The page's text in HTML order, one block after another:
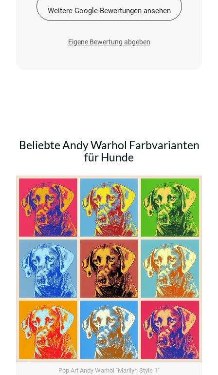
Weitere Google-Bewertungen ansehen
Eigene Bewertung abgeben
Beliebte Andy Warhol Farbvarianten
für Hunde
Pop Art Andy Warhol "Marilyn Style 1"